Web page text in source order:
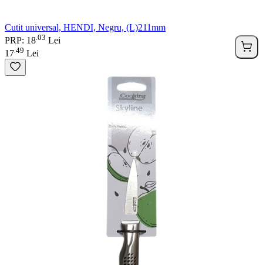
Cutit universal, HENDI, Negru, (L)211mm
PRP: 18 03 Lei
17 49 Lei